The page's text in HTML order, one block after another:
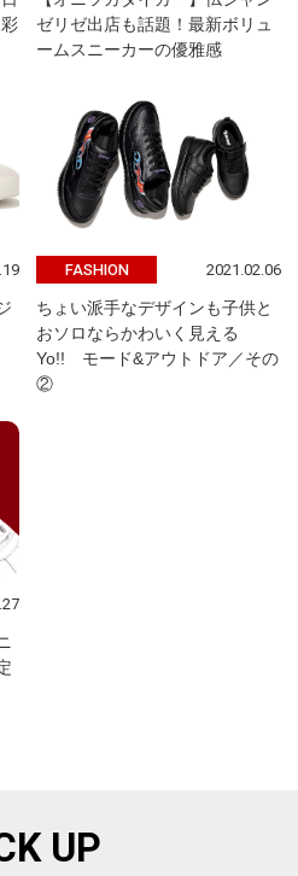
ゼリゼ出店も話題！最新ボリュ
ームスニーカーの優雅感
FASHION 2021.02.06
ちょい派手なデザインも子供と
おソロならかわいく見える
Yo!! モード&アウトドア／その
②
UP